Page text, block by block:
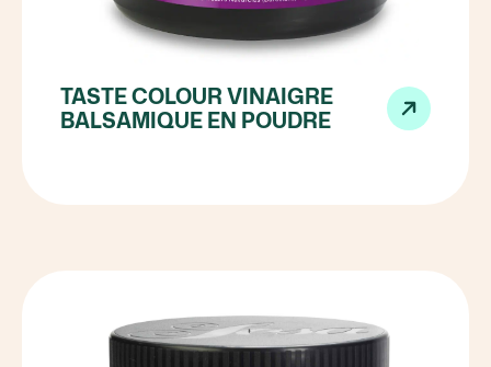
TASTE COLOUR VINAIGRE
BALSAMIQUE EN POUDRE